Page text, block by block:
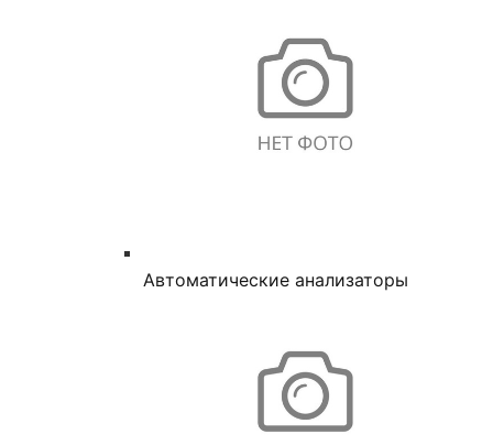
Автоматические анализаторы